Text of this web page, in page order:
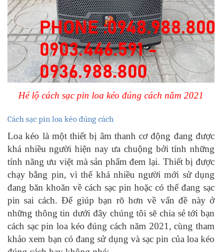
Hé lộ cách sạc pin loa kéo đúng cách năm 2021
Cách sạc pin loa kéo đúng cách
Loa kéo là một thiết bị âm thanh cơ động đang được
khá nhiều người hiện nay ưa chuộng bởi tính những
tính năng ưu việt mà sản phẩm đem lại. Thiết bị được
chạy bằng pin, vì thế khá nhiều người mới sử dụng
đang băn khoăn về cách sạc pin hoặc có thể đang sạc
pin sai cách. Để giúp bạn rõ hơn về vấn đề này ở
những thông tin dưới đây chúng tôi sẽ chia sẻ tới bạn
cách sạc pin loa kéo đúng cách năm 2021, cùng tham
khảo xem bạn có đang sử dụng và sạc pin của loa kéo